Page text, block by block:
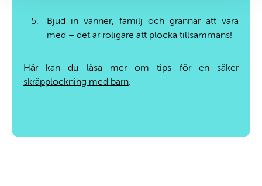
Bjud in vänner, familj och grannar att vara
med – det är roligare att plocka tillsammans!
Här kan du läsa mer om tips för en säker
skräpplockning med barn.